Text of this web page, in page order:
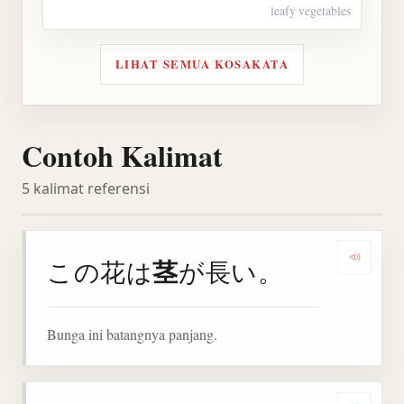
leafy vegetables
LIHAT SEMUA KOSAKATA
Contoh Kalimat
5 kalimat referensi
この花は茎が長い。
Bunga ini batangnya panjang.